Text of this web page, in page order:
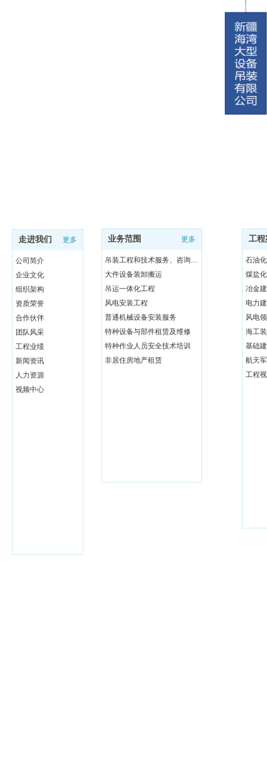
走进我们 更多
公司简介
企业文化
组织架构
资质荣誉
合作伙伴
团队风采
工程业绩
新闻资讯
人力资源
视频中心
业务范围 更多
吊装工程和技术服务、咨询与研发
大件设备装卸搬运
吊运一体化工程
风电安装工程
普通机械设备安装服务
特种设备与部件租赁及维修
特种作业人员安全技术培训
非居住房地产租赁
工程
石油
煤盐
冶金
电力
风电
海工
基础
航天
工程